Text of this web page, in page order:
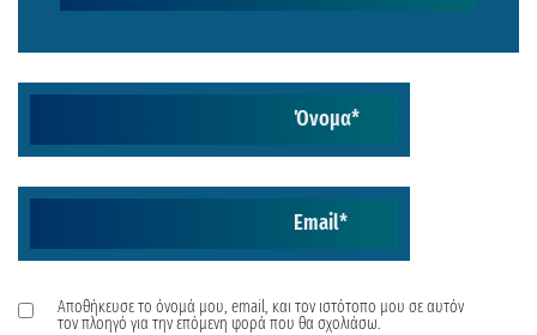
Όνομα*
Email*
Αποθήκευσε το όνομά μου, email, και τον ιστότοπο μου σε αυτόν
τον πλοηγό για την επόμενη φορά που θα σχολιάσω.